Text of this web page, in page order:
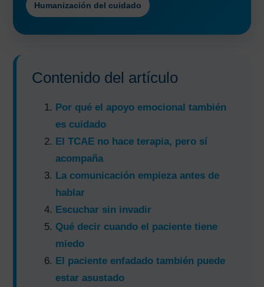
Humanización del cuidado
Contenido del artículo
Por qué el apoyo emocional también
es cuidado
El TCAE no hace terapia, pero sí
acompaña
La comunicación empieza antes de
hablar
Escuchar sin invadir
Qué decir cuando el paciente tiene
miedo
El paciente enfadado también puede
estar asustado